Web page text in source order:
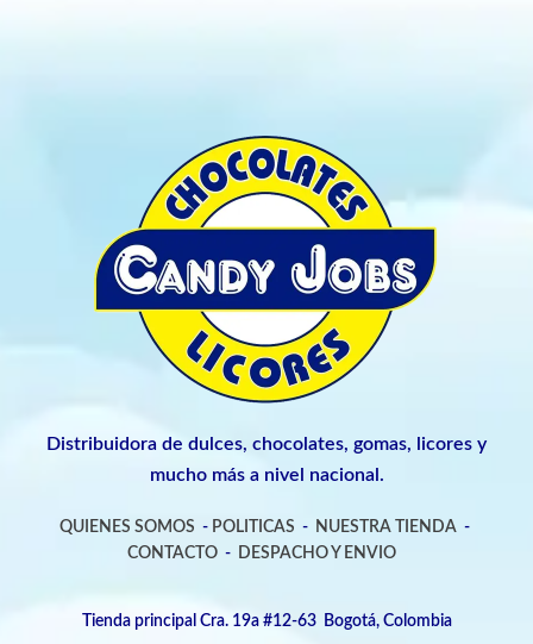
Distribuidora de dulces, chocolates, gomas, licores y
mucho más a nivel nacional.
QUIENES SOMOS - POLITICAS - NUESTRA TIENDA -
CONTACTO- DESPACHO Y ENVIO
Tienda principal Cra. 19a #12-63 Bogotá, Colombia